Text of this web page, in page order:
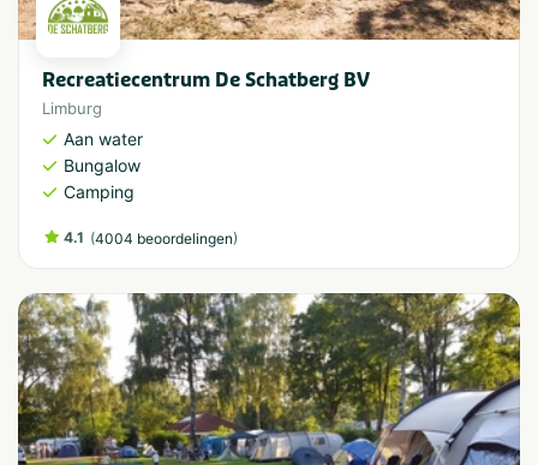
Recreatiecentrum De Schatberg BV
Limburg
Aan water
Bungalow
Camping
4.1 (4004 beoordelingen)